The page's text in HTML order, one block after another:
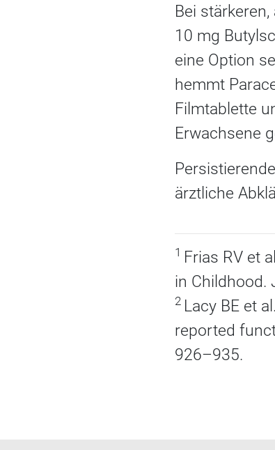
Bei
10 mg
eine Option
hemmt
Filmtablette
Erwachsene
ärztliche
1 Frias RV et
in Childhood.
2 Lacy BE et
reported
926–935.